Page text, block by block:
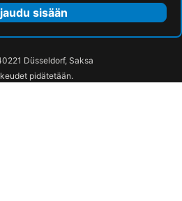
sisään
Düsseldorf, Saksa
pidätetään.